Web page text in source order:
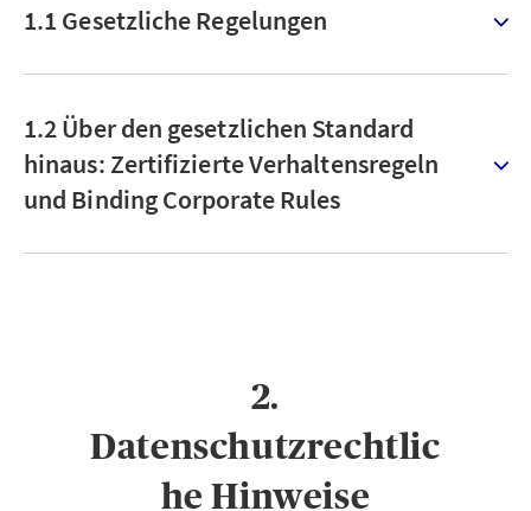
1.1 Gesetzliche Regelungen
1.2 Über den gesetzlichen Standard
hinaus: Zertifizierte Verhaltensregeln
und Binding Corporate Rules
2.
Datenschutzrechtlic
he Hinweise